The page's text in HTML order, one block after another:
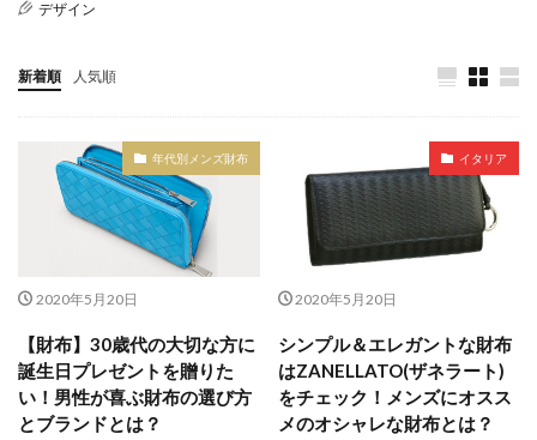
デザイン
新着順 人気順
年代別メンズ財布
2020年5月20日
【財布】30歳代の大切な方に
誕生日プレゼントを贈りた
い！男性が喜ぶ財布の選び方
とブランドとは？
イタリア
2020年5月20日
シンプル＆エレガントな財布
はZANELLATO(ザネラート)
をチェック！メンズにオスス
メのオシャレな財布とは？